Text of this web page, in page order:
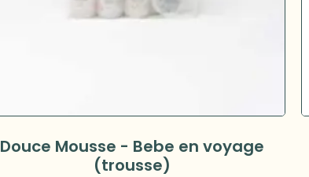
Douce Mousse - Bebe en voyage
(trousse)